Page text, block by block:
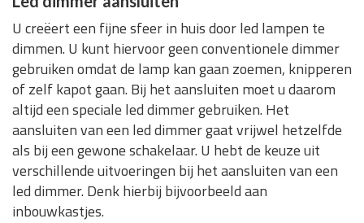
U creëert een fijne sfeer in huis door led lampen te
dimmen. U kunt hiervoor geen conventionele dimmer
gebruiken omdat de lamp kan gaan zoemen, knipperen
of zelf kapot gaan. Bij het aansluiten moet u daarom
altijd een speciale led dimmer gebruiken. Het
aansluiten van een led dimmer gaat vrijwel hetzelfde
als bij een gewone schakelaar. U hebt de keuze uit
verschillende uitvoeringen bij het aansluiten van een
led dimmer. Denk hierbij bijvoorbeeld aan
inbouwkastjes.